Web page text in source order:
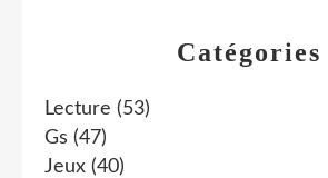
Catégories
Lecture (53)
Gs (47)
Jeux (40)